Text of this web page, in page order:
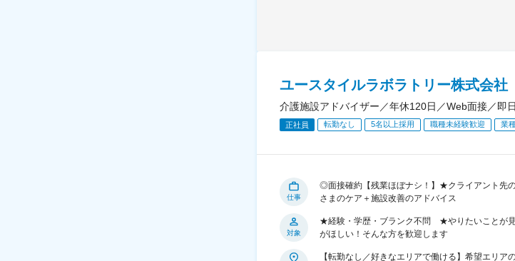
ユースタイルラボラトリー株式会社
介護施設アドバイザー／年休120日／Web面接／即
正社員 転勤なし 5名以上採用 職種未経験歓迎 業
仕事
◎面接確約【残業ほぼナシ！】★クライアント先
さまのケア＋施設改善のアドバイス
対象
★経験・学歴・ブランク不問 ★やりたいことが
がほしい！そんな方を歓迎します
【転勤なし／好きなエリアで働ける】希望エリア